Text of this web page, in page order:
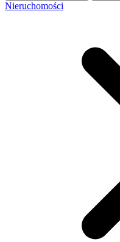
Nieruchomości